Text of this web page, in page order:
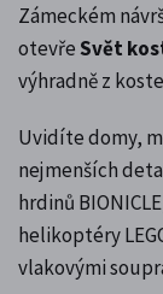
Zámeckém
otevřeSvět
výhradně z
Uvidíte domy,
nejmenších
hrdinů
helikoptéry
vlakovými